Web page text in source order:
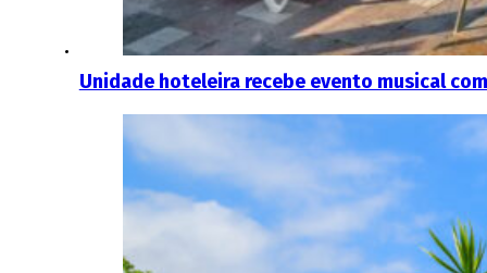
Unidade hoteleira recebe evento musical